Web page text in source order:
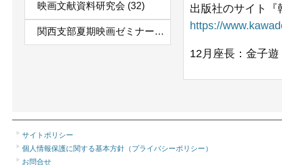
映画文献資料研究会 (32)
関西支部夏期映画ゼミナール
出版社のサイト『
https://
12月座長：金子遊
サイトポリシー
個人情報保護に関する基本方針（プライバシーポリシー）
お問合せ